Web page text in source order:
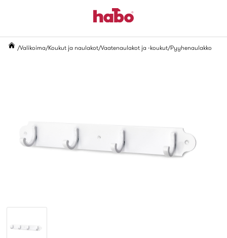
Valikoima Koukut ja naulakot Vaatenaulakot ja -koukut Pyyhenaulakko